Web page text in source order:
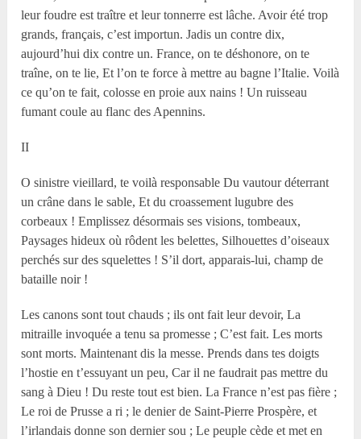
leur foudre est traître et leur tonnerre est lâche. Avoir été trop
grands, français, c’est importun. Jadis un contre dix,
aujourd’hui dix contre un. France, on te déshonore, on te
traîne, on te lie, Et l’on te force à mettre au bagne l’Italie. Voilà
ce qu’on te fait, colosse en proie aux nains ! Un ruisseau
fumant coule au flanc des Apennins.
II
O sinistre vieillard, te voilà responsable Du vautour déterrant
un crâne dans le sable, Et du croassement lugubre des
corbeaux ! Emplissez désormais ses visions, tombeaux,
Paysages hideux où rôdent les belettes, Silhouettes d’oiseaux
perchés sur des squelettes ! S’il dort, apparais-lui, champ de
bataille noir !
Les canons sont tout chauds ; ils ont fait leur devoir, La
mitraille invoquée a tenu sa promesse ; C’est fait. Les morts
sont morts. Maintenant dis la messe. Prends dans tes doigts
l’hostie en t’essuyant un peu, Car il ne faudrait pas mettre du
sang à Dieu ! Du reste tout est bien. La France n’est pas fière ;
Le roi de Prusse a ri ; le denier de Saint-Pierre Prospère, et
l’irlandais donne son dernier sou ; Le peuple cède et met en